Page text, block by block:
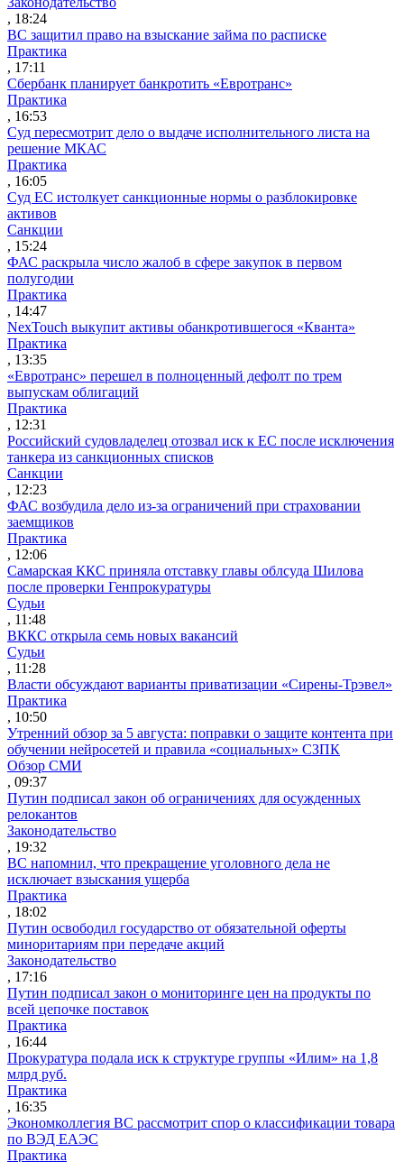
, 18:24
ВС защитил право на взыскание займа по расписке
Практика
, 17:11
Сбербанк планирует банкротить «Евротранс»
Практика
, 16:53
Суд пересмотрит дело о выдаче исполнительного листа на
решение МКАС
Практика
, 16:05
Суд ЕС истолкует санкционные нормы о разблокировке
активов
Санкции
, 15:24
ФАС раскрыла число жалоб в сфере закупок в первом
полугодии
Практика
, 14:47
NexTouch выкупит активы обанкротившегося «Кванта»
Практика
, 13:35
«Евротранс» перешел в полноценный дефолт по трем
выпускам облигаций
Практика
, 12:31
Российский судовладелец отозвал иск к ЕС после исключения
танкера из санкционных списков
Санкции
, 12:23
ФАС возбудила дело из-за ограничений при страховании
заемщиков
Практика
, 12:06
Самарская ККС приняла отставку главы облсуда Шилова
после проверки Генпрокуратуры
Судьи
, 11:48
ВККС открыла семь новых вакансий
Судьи
, 11:28
Власти обсуждают варианты приватизации «Сирены-Трэвел»
Практика
, 10:50
Утренний обзор за 5 августа: поправки о защите контента при
обучении нейросетей и правила «социальных» СЗПК
Обзор СМИ
, 09:37
Путин подписал закон об ограничениях для осужденных
релокантов
Законодательство
, 19:32
ВС напомнил, что прекращение уголовного дела не
исключает взыскания ущерба
Практика
, 18:02
Путин освободил государство от обязательной оферты
миноритариям при передаче акций
Законодательство
, 17:16
Путин подписал закон о мониторинге цен на продукты по
всей цепочке поставок
Практика
, 16:44
Прокуратура подала иск к структуре группы «Илим» на 1,8
млрд руб.
Практика
, 16:35
Экономколлегия ВС рассмотрит спор о классификации товара
по ВЭД ЕАЭС
Практика